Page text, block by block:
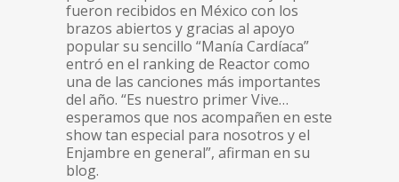
fueron recibidos en México con los
brazos abiertos y gracias al apoyo
popular su sencillo “Manía Cardíaca”
entró en el ranking de Reactor como
una de las canciones más importantes
del año. “Es nuestro primer Vive…
esperamos que nos acompañen en este
show tan especial para nosotros y el
Enjambre en general”, afirman en su
blog.